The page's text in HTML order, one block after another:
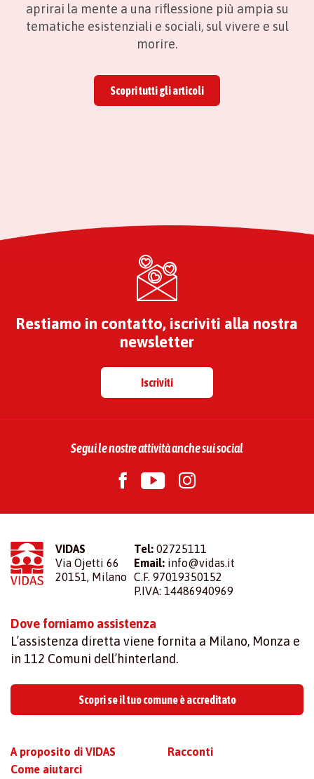
aprirai la mente a una riflessione più ampia su
tematiche esistenziali e sociali, sul vivere e sul
morire.
Scopri tutti gli articoli
Restiamo in contatto, iscriviti alla nostra
newsletter
Iscriviti
Segui le nostre attività anche sui social
VIDAS
Via Ojetti 66
20151, Milano
Tel: 02725111
Email: info@vidas.it
C.F. 97019350152
P.IVA: 14486940969
Dove forniamo assistenza
L’assistenza diretta viene fornita a Milano, Monza e
in 112 Comuni dell’hinterland.
Scopri se il tuo comune è accreditato
A proposito di VIDAS
Come aiutarci
Racconti